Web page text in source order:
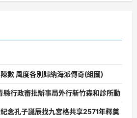
數 風度各別歸納海派傳奇(組圖)
縣行政審批辦事局外行新竹森和診所動
念孔子誕辰找九宮格共享2571年釋奠